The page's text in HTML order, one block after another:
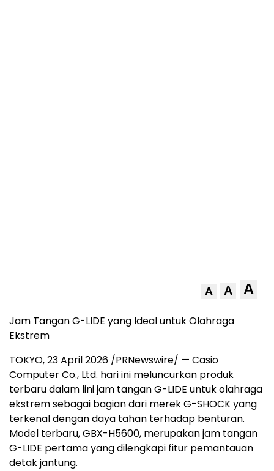
A A A
Jam Tangan G-LIDE yang Ideal untuk Olahraga
Ekstrem
TOKYO, 23 April 2026 /PRNewswire/ — Casio
Computer Co., Ltd. hari ini meluncurkan produk
terbaru dalam lini jam tangan G-LIDE untuk olahraga
ekstrem sebagai bagian dari merek G-SHOCK yang
terkenal dengan daya tahan terhadap benturan.
Model terbaru, GBX-H5600, merupakan jam tangan
G-LIDE pertama yang dilengkapi fitur pemantauan
detak jantung.